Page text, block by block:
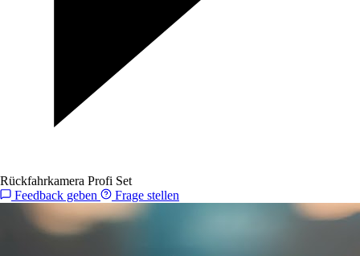
Rückfahrkamera Profi Set
Feedback geben
Frage stellen